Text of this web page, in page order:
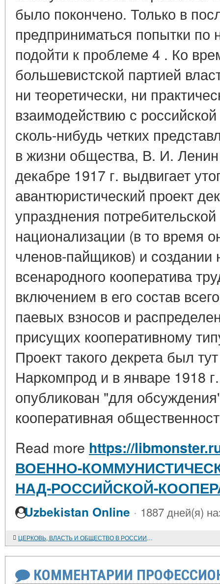
было покончено. Только в
предприниматься попытки по
подойти к проблеме 4 . Ко
большевистской партией
ни теоретически, ни
взаимодействию с
сколь-нибудь четких
в жизни общества, В. И.
декабре 1917 г. выдвигает
авантюристический проект
упразднения
национализации (в то время
членов-пайщиков) и создании
всенародного кооператива
включением в его состав
паевых взносов и
присущих кооперативному
Проект такого декрета был
Наркомпрод и в январе 1918
опубликован "для
кооперативная
Read more https://
ВОЕННО-
НАД-РОССИЙСКОЙ-
Uzbekistan Online · 1887 дней(я)
ЦЕРКОВЬ, ВЛАСТЬ И ОБЩЕСТВО В РОССИИ (1880-Е - ПЕРВАЯ ПОЛОВИНА 1890-Х ГОДОВ)
КОММЕНТАРИИ